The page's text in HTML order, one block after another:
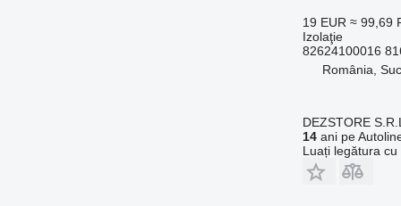
19 EUR ≈ 99,69
Izolaţie
82624100016
România,
DEZSTORE S.R.L.
14ani pe
Luați legătura